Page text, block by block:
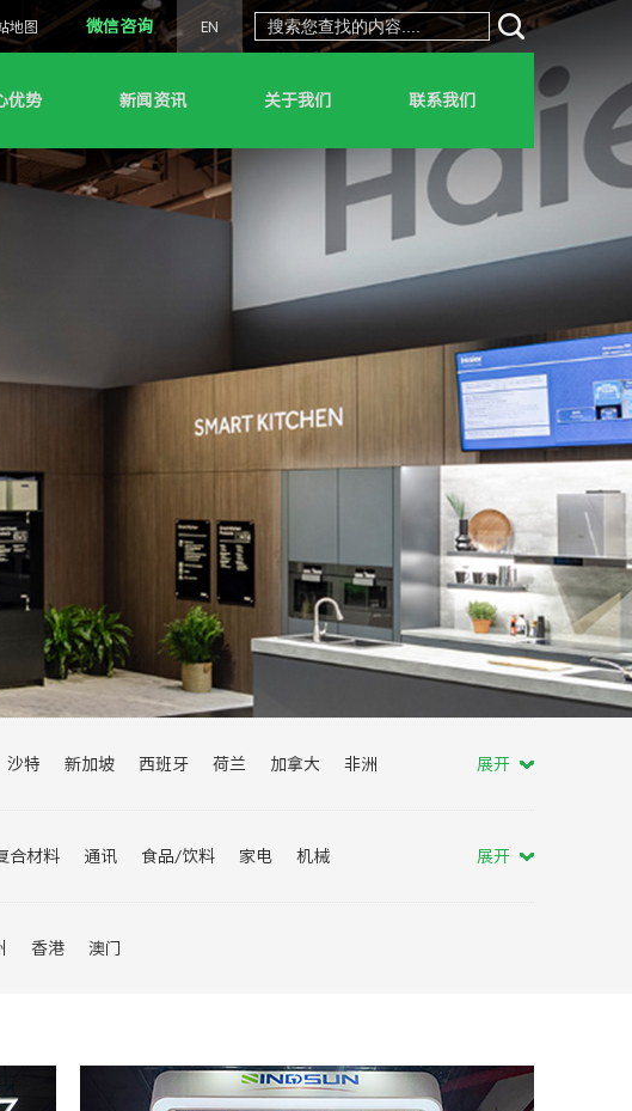
地图 微信咨询 EN
优势 新闻资讯 关于我们 联系我们
沙特 新加坡 西班牙 荷兰 加拿大 非洲 展开
合材料 通讯 食品/饮料 家电 机械 展开
香港 澳门